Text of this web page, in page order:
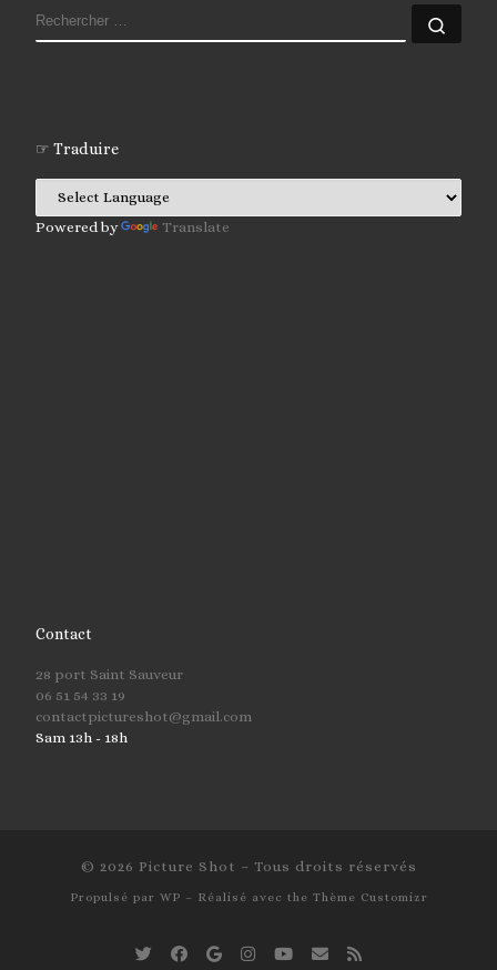
RECHERCHER
☞ Traduire
Powered by Translate
Contact
28 port Saint Sauveur
06 51 54 33 19
contactpictureshot@gmail.com
Sam 13h - 18h
© 2026 Picture Shot – Tous droits réservés
Propulsé par WP – Réalisé avec the Thème Customizr